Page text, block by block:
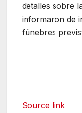
detalles sobre
informaron de
fúnebres
Source link